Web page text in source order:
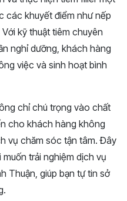
các khuyết điểm như nếp
kỹ thuật tiêm chuyên
nghỉ dưỡng, khách hàng
việc và sinh hoạt bình
chỉ chú trọng vào chất
cho khách hàng không
vụ chăm sóc tận tâm. Đây
trải nghiệm dịch vụ
Thuận, giúp bạn tự tin sở